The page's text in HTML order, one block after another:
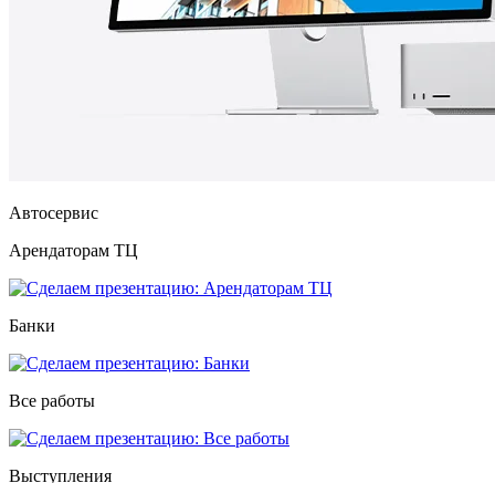
Автосервис
Арендаторам ТЦ
Банки
Все работы
Выступления